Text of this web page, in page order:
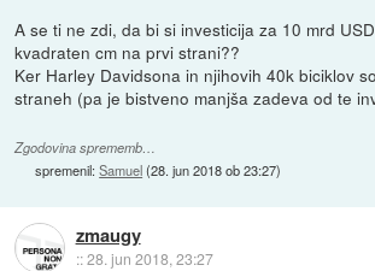
A se ti ne zdi, da bi si investicija za 10 mrd
kvadraten cm na prvi strani??
Ker Harley Davidsona in njihovih 40k biciklov
straneh (pa je bistveno manjša zadeva od te
Zgodovina sprememb…
spremenil:Samuel(28. jun 2018 ob 23:27)
zmaugy
::28. jun 2018, 23:27